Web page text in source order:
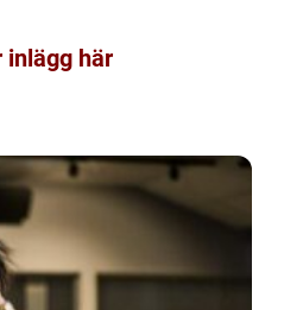
inlägg här